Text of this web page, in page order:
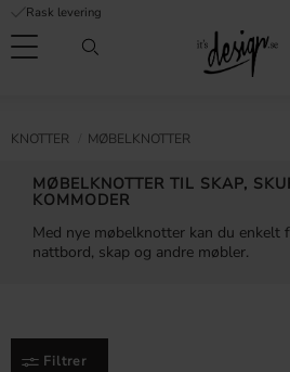
Meny
Rask levering
KNOTTER MØBELKNOTTER
MØBELKNOTTER TIL SKAP,
KOMMODER
Med nye møbelknotter kan du enkelt
nattbord, skap og andre møbler.
Filtrer
Vanlige spørsmål
Inspirasjon og tips